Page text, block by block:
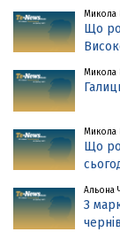
Микола
Що
Микола
Микола
Що
Альона
З